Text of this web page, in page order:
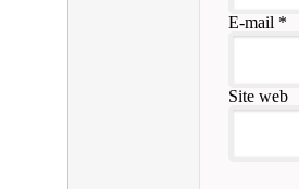
E-mail *
Site web